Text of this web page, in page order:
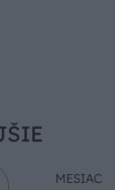
MESIAC